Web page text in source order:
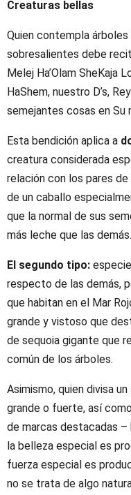
Creaturas bellas
Quien contempla
sobresalientes debe
Melej Ha’Olam SheKaja
HaShem, nuestro D’s,
semejantes cosas en Su
Esta bendición aplica a
creatura considerada
relación con los pares
de un caballo
que la normal de sus
más leche que las
El segundo tipo:
respecto de las demás,
que habitan en el Mar
grande y vistoso que
de sequoia gigante que
común de los árboles.
Asimismo, quien divisa
grande o fuerte, así
de marcas destacadas –
la belleza especial es
fuerza especial es
no se trata de algo